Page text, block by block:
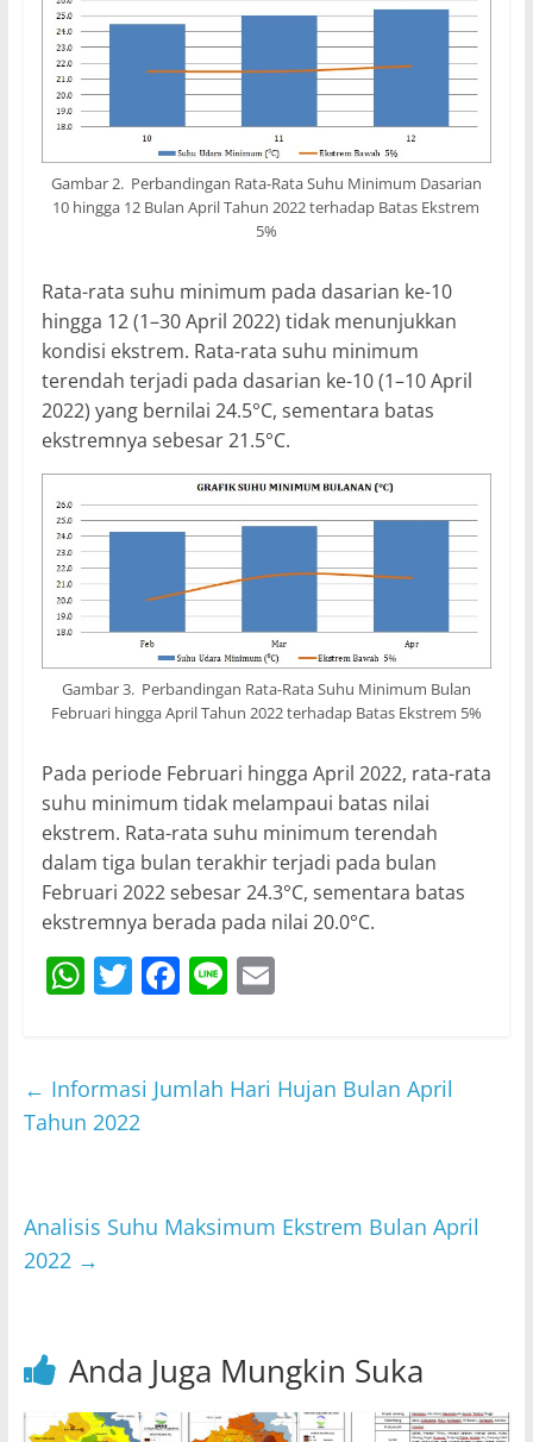
Gambar 2. Perbandingan Rata-Rata Suhu Minimum Dasarian
10 hingga 12 Bulan April Tahun 2022 terhadap Batas Ekstrem
5%
Rata-rata suhu minimum pada dasarian ke-10
hingga 12 (1–30 April 2022) tidak menunjukkan
kondisi ekstrem. Rata-rata suhu minimum
terendah terjadi pada dasarian ke-10 (1–10 April
2022) yang bernilai 24.5°C, sementara batas
ekstremnya sebesar 21.5°C.
Gambar 3. Perbandingan Rata-Rata Suhu Minimum Bulan
Februari hingga April Tahun 2022 terhadap Batas Ekstrem 5%
Pada periode Februari hingga April 2022, rata-rata
suhu minimum tidak melampaui batas nilai
ekstrem. Rata-rata suhu minimum terendah
dalam tiga bulan terakhir terjadi pada bulan
Februari 2022 sebesar 24.3°C, sementara batas
ekstremnya berada pada nilai 20.0°C.
W
s
A
T
er
F
e
k
Li E
l
← Informasi Jumlah Hari Hujan Bulan April
Tahun 2022
Analisis Suhu Maksimum Ekstrem Bulan April
2022 →
Anda Juga Mungkin Suka